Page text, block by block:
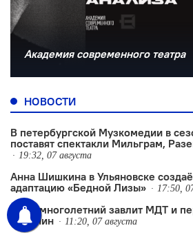
Академия современного театра
НОВОСТИ
В петербургской Музкомедии в
поставят спектакли Мильграм,
19:32, 07 августа
Анна Шишкина в Ульяновске
адаптацию «Бедной Лизы»
17:50,
Умер многолетний завлит МДТ и
Стронин
11:20, 07 августа